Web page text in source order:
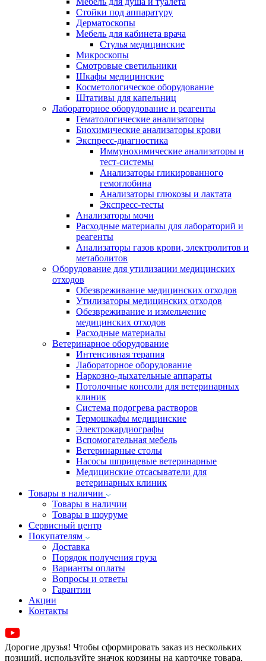
Стойки под аппаратуру
Дерматоскопы
Мебель для кабинета врача
Стулья медицинские
Микроскопы
Смотровые светильники
Шкафы медицинские
Косметологическое оборудование
Штативы для капельниц
Лабораторное оборудование и реагенты
Гематологические анализаторы
Биохимические анализаторы крови
Экспресс-диагностика
Иммунохимические анализаторы и
тест-системы
Анализаторы гликированного
гемоглобина
Анализаторы глюкозы и лактата
Экспресс-тесты
Анализаторы мочи
Расходные материалы для лабораторий и
реагенты
Анализаторы газов крови, электролитов и
метаболитов
Оборудование для утилизации медицинских
отходов
Обезвреживание медицинских отходов
Утилизаторы медицинских отходов
Обезвреживание и измельчение
медицинских отходов
Расходные материалы
Ветеринарное оборудование
Интенсивная терапия
Лабораторное оборудование
Наркозно-дыхательные аппараты
Потолочные консоли для ветеринарных
клиник
Система подогрева растворов
Термошкафы медицинские
Электрокардиографы
Вспомогательная мебель
Ветеринарные столы
Насосы шприцевые ветеринарные
Медицинские отсасыватели для
ветеринарных клиник
Товары в наличии
Товары в наличии
Товары в шоуруме
Сервисный центр
Покупателям
Доставка
Порядок получения груза
Варианты оплаты
Вопросы и ответы
Гарантии
Акции
Контакты
Дорогие друзья! Чтобы сформировать заказ из нескольких
позиций, используйте значок корзины на карточке товара.